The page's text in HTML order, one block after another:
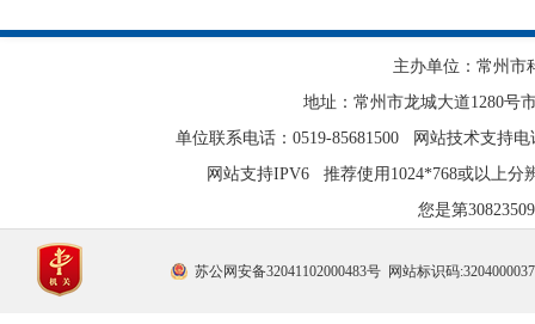
主办单位：常州市
地址：常州市龙城大道1280号
单位联系电话：0519-85681500 网站技术支持电
网站支持IPV6 推荐使用1024*768或以上分
您是第
苏公网安备32041102000483号 网站标识码